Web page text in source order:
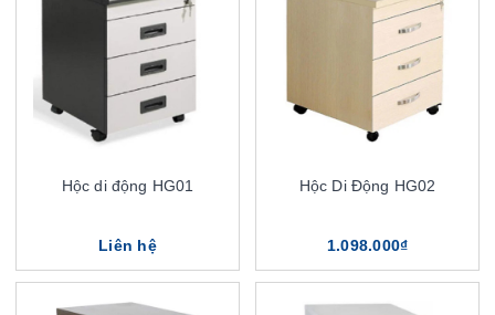
Hộc di động HG01
Liên hệ
Hộc Di Động HG02
1.098.000₫